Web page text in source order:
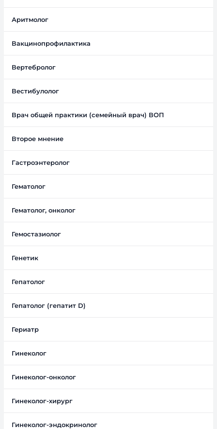
Аритмолог
Вакцинопрофилактика
Вертебролог
Вестибулолог
Врач общей практики (семейный врач) ВОП
Второе мнение
Гастроэнтеролог
Гематолог
Гематолог, онколог
Гемостазиолог
Генетик
Гепатолог
Гепатолог (гепатит D)
Гериатр
Гинеколог
Гинеколог-онколог
Гинеколог-хирург
Гинеколог-эндокринолог